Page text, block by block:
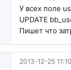
У всех поле
UPDATE
Пишет что
2013-12-25 11:10